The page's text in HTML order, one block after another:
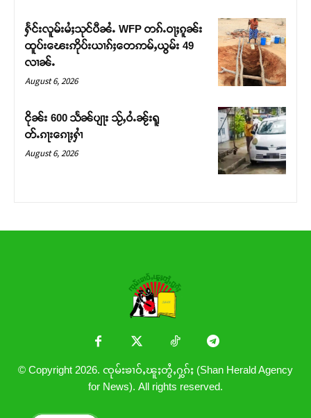
တႃႇႁႂ်ႈသဵင်ၵၢင်ၸႂ်ၵူၼ်းမိူင်း ၵူႈတီႈၵူႈလႅၼ်ပေႃးတေၸွ
တ်ႇ တူဝ်ႈလုမ်ႈၾႃႉၼၼ်ႉ ၶဝ်ႈႁူမ်ႈၵမ်ႉထႅမ် ၸုမ်းၶၢ
ဝ်ႇၽူႈတွႆႇႁွၵ်ႈ လႆႈယူႇၶႃႈဢေႃႈ။
ႁႅင်းလူမ်းမႆႈသုင်ပီၼႆႉ WFP တၵ်ႉဝႃႈၵူၼ်း
ထူပ်းၽေးဢိုပ်းယၢၵ်ႈတေဢမ်ႇယွမ်း 49
လၢၼ်ႉ
August 6, 2026
ငိုၼ်း 600 သႅၼ်ပျႃး သႂ်ႇဝႆႉၼႂ်းရူ
တ်ႉၵႃးၵေႃႈႁၢႆ
August 6, 2026
© Copyright 2026. ၸုမ်းၶၢဝ်ႇၽူႈတွႆႇႁွၵ်ႈ (Shan Herald Agency
for News). All rights reserved.